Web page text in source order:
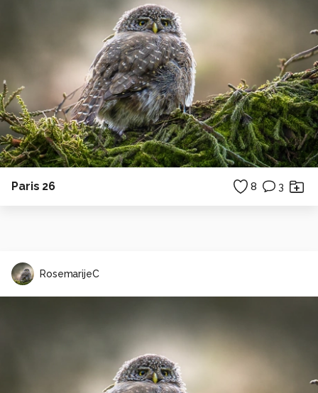
Paris 26 8 3
RosemarijeC